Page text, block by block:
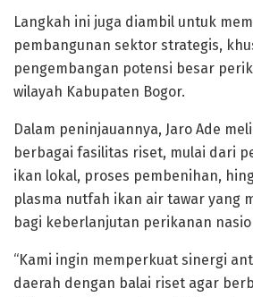
Langkah ini juga diambil untuk
pembangunan sektor strategis,
pengembangan potensi besar
wilayah Kabupaten Bogor.
Dalam peninjauannya, Jaro Ade
berbagai fasilitas riset, mulai dari
ikan lokal, proses pembenihan,
plasma nutfah ikan air tawar yang
bagi keberlanjutan perikanan
“Kami ingin memperkuat sinergi
daerah dengan balai riset agar